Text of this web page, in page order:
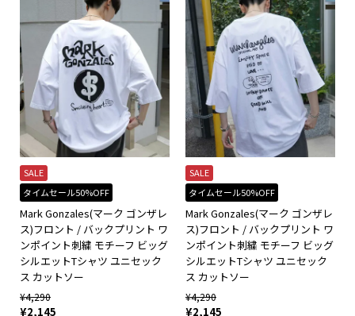
SALE
タイムセール50%OFF
Mark Gonzales(マーク ゴンザレ
ス)フロント / バックプリント ワ
ンポイント刺繍 モチーフ ビッグ
シルエットTシャツ ユニセック
ス カットソー
¥4,290
¥2,145
SALE
タイムセール50%OFF
Mark Gonzales(マーク ゴンザレ
ス)フロント / バックプリント ワ
ンポイント刺繍 モチーフ ビッグ
シルエットTシャツ ユニセック
ス カットソー
¥4,290
¥2,145